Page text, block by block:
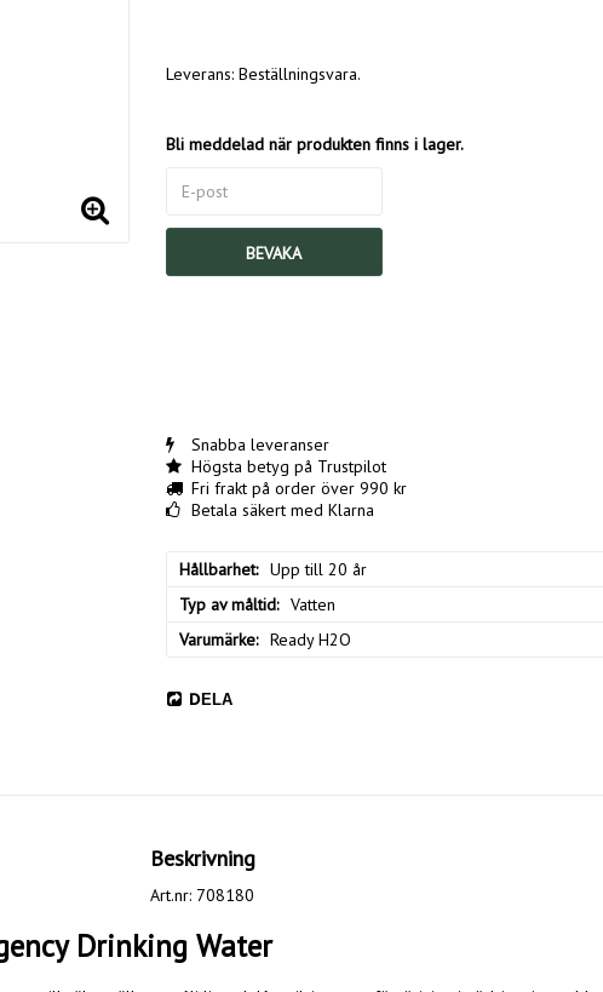
Leverans: Beställningsvara.
Bli meddelad när produkten finns i lager.
BEVAKA
Snabba leveranser
Högsta betyg på Trustpilot
Fri frakt på order över 990 kr
Betala säkert med Klarna
Hållbarhet
Upp till 20 år
Typ av måltid
Vatten
Varumärke
Ready H2O
DELA
Beskrivning
Art.nr: 708180
Drinking Water